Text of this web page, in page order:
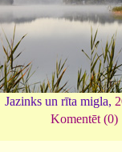
Jazinks un rīta migla,
Komentēt (0)